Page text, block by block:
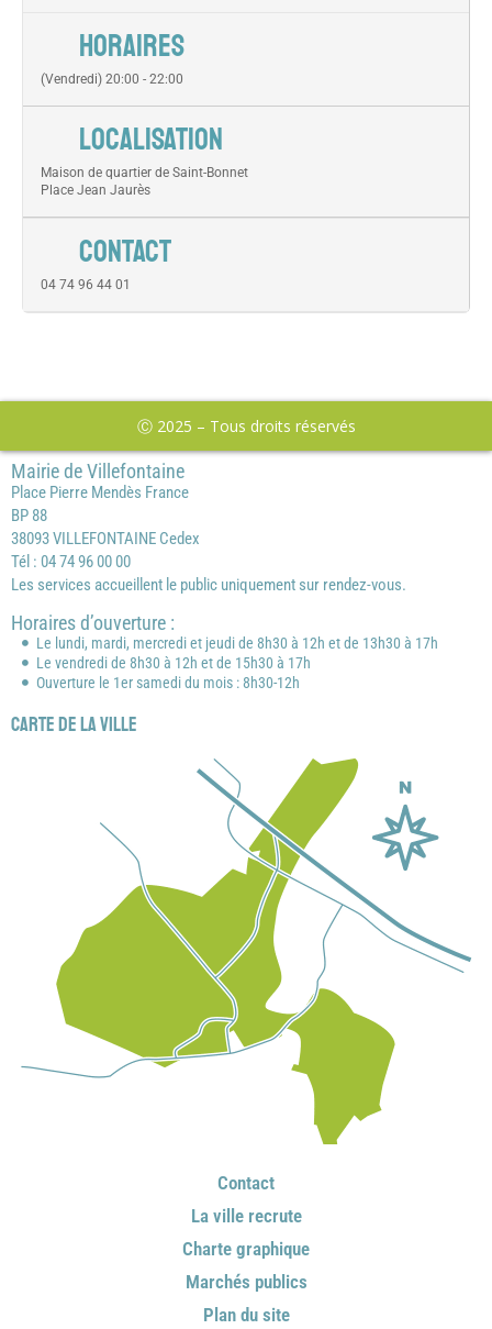
HORAIRES
(Vendredi) 20:00 - 22:00
LOCALISATION
Maison de quartier de Saint-Bonnet
Place Jean Jaurès
CONTACT
04 74 96 44 01
Ⓒ 2025 – Tous droits réservés
Mairie de Villefontaine
Place Pierre Mendès France
BP 88
38093 VILLEFONTAINE Cedex
Tél : 04 74 96 00 00
Les services accueillent le public uniquement sur rendez-vous.
Horaires d’ouverture :
Le lundi, mardi, mercredi et jeudi de 8h30 à 12h et de 13h30 à 17h
Le vendredi de 8h30 à 12h et de 15h30 à 17h
Ouverture le 1er samedi du mois : 8h30-12h
Carte de la ville
Contact
La ville recrute
Charte graphique
Marchés publics
Plan du site